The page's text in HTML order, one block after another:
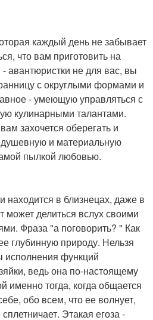
каждый день не забывает
что вам приготовить на
авантюристки не для вас, вы
с округлыми формами и
- умеющую управляться с
кулинарными талантами.
захочется оберегать и
душевную и материальную
пылкой любовью.
находится в близнецах, даже в
делиться вслух своими
Фраза "а поговорить? " Как
глубинную природу. Нельзя
исполнения функций
ведь она по-настоящему
именно тогда, когда общается
обо всем, что ее волнует,
Этакая егоза -